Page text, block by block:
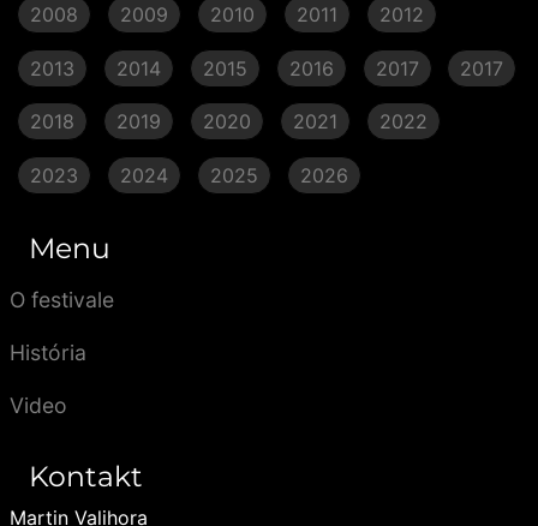
2008 2009 2010 2011 2012
2013 2014 2015 2016 2017 2017
2018 2019 2020 2021 2022
2023 2024 2025 2026
Menu
O festivale
História
Video
Kontakt
Martin Valihora